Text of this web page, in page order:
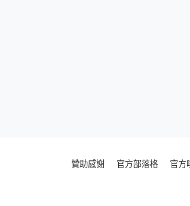
贊助感謝 官方部落格 官方